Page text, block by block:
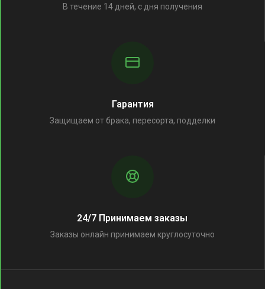
В течение 14 дней, с дня получения
Гарантия
Защищаем от брака, пересорта, подделки
24/7 Принимаем заказы
Заказы онлайн принимаем круглосуточно